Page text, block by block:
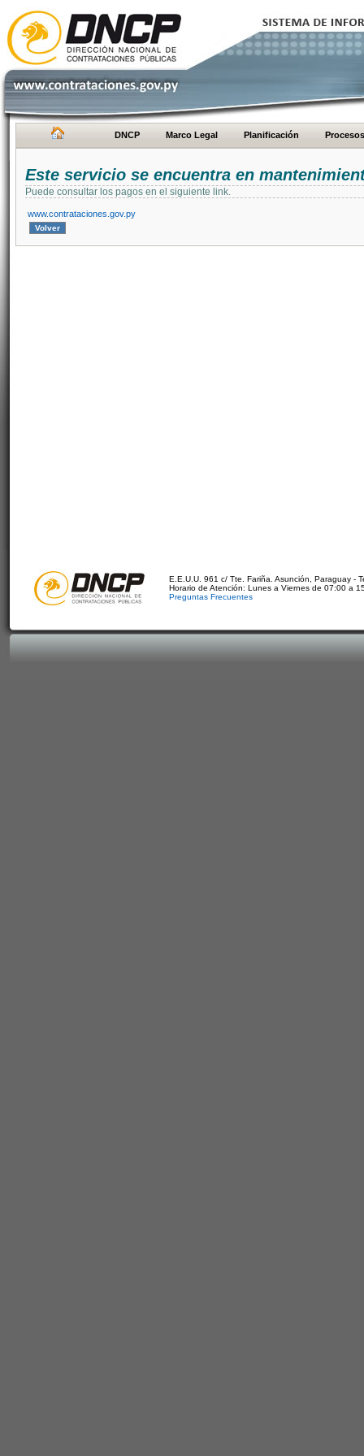
DNCP Marco Legal Planificación Procesos
Este servicio se encuentra en
Puede consultar los pagos en el siguiente link.
www.contrataciones.gov.py
E.E.U.U. 961 c/ Tte. Fariña. Asunción, Paraguay -
Horario de Atención: Lunes a Viernes de 07:00 a
Preguntas Frecuentes